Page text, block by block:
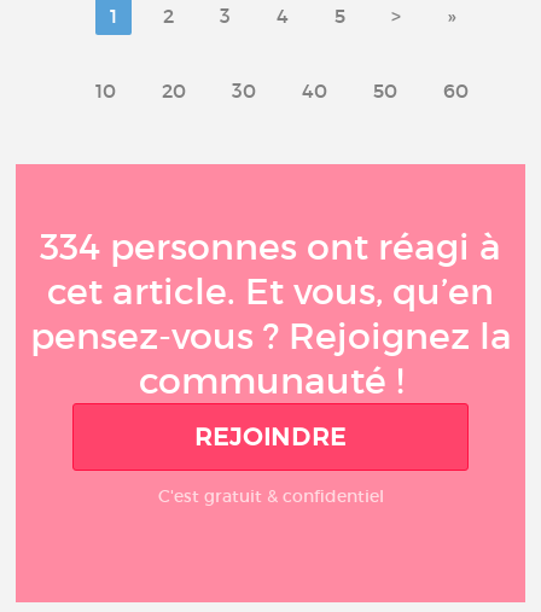
1 2 3 4 5 > »
10 20 30 40 50 60
334 personnes ont réagi à
cet article. Et vous, qu’en
pensez-vous ? Rejoignez la
communauté !
REJOINDRE
C'est gratuit & confidentiel